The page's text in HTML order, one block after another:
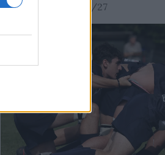
dalla stagione 2026/27